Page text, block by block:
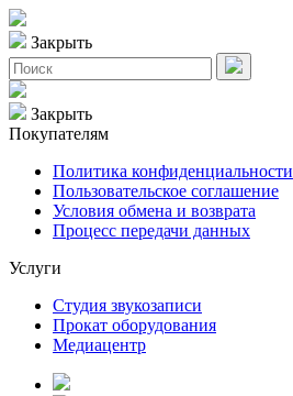
Закрыть
Закрыть
Покупателям
Политика конфиденциальности
Пользовательское соглашение
Условия обмена и возврата
Процесс передачи данных
Услуги
Студия звукозаписи
Прокат оборудования
Медиацентр